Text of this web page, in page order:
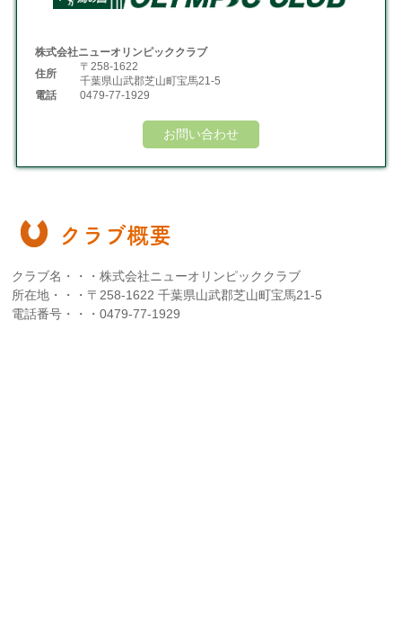
株式会社ニューオリンピッククラブ
住所
〒258-1622
千葉県山武郡芝山町宝馬21-5
電話
0479-77-1929
お問い合わせ
クラブ概要
クラブ名・・・株式会社ニューオリンピッククラブ
所在地・・・〒258-1622 千葉県山武郡芝山町宝馬21-5
電話番号・・・0479-77-1929